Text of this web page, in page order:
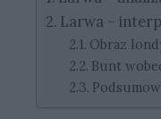
Larwa –
Obraz
Bunt